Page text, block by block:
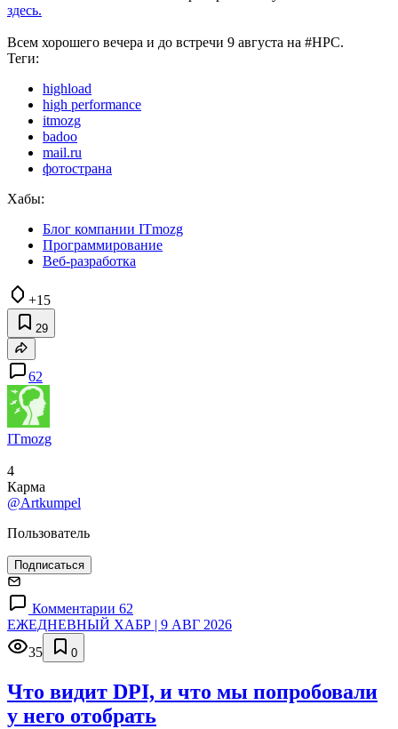
здесь.
Всем хорошего вечера и до встречи 9 августа на #HPC.
Теги:
highload
high performance
itmozg
badoo
mail.ru
фотострана
Хабы:
Блог компании ITmozg
Программирование
Веб-разработка
+15
29
62
ITmozg
4
Карма
@Artkumpel
Пользователь
Подписаться
Комментарии 62
ЕЖЕДНЕВНЫЙ ХАБР | 9 АВГ 2026
35
0
Что видит DPI, и что мы попробовали
у него отобрать